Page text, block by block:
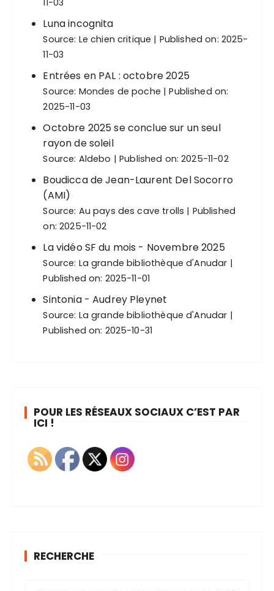
11-03
Luna incognita
Source: Le chien critique
Published on: 2025-
11-03
Entrées en PAL : octobre 2025
Source: Mondes de poche
Published on:
2025-11-03
Octobre 2025 se conclue sur un seul
rayon de soleil
Source: Aldebo Published on: 2025-11-02
Boudicca de Jean-Laurent Del Socorro
(AMI)
Source: Au pays des cave trolls
Published
on: 2025-11-02
La vidéo SF du mois - Novembre 2025
Source: La grande bibliothèque d'Anudar
Published on: 2025-11-01
Sintonia - Audrey Pleynet
Source: La grande bibliothèque d'Anudar
Published on: 2025-10-31
POUR LES RÉSEAUX SOCIAUX C’EST PAR
ICI !
RECHERCHE